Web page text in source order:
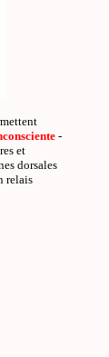
-
et
dorsales
relais